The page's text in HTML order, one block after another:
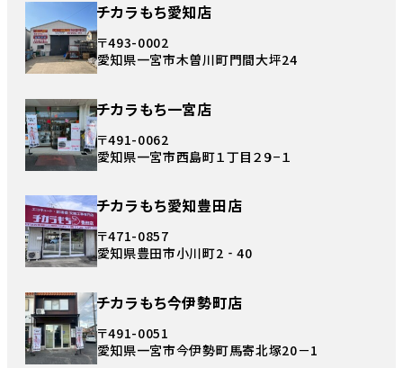
チカラもち愛知店
〒493-0002
愛知県一宮市木曽川町門間大坪24
チカラもち一宮店
〒491-0062
愛知県一宮市西島町１丁目２９−１
チカラもち愛知豊田店
〒471-0857
愛知県豊田市小川町2‐40
チカラもち今伊勢町店
〒491-0051
愛知県一宮市今伊勢町馬寄北塚20－1